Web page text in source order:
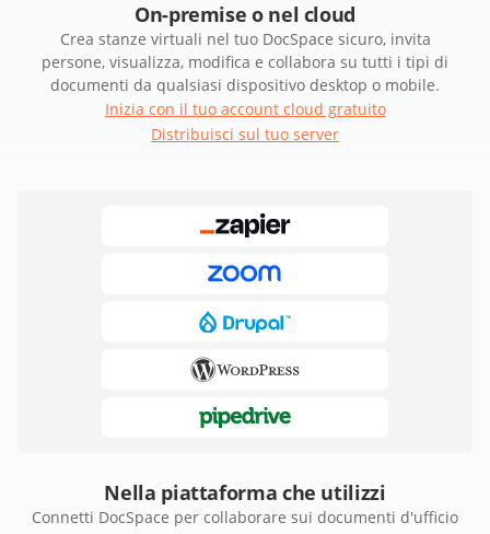
On-premise o nel cloud
Crea stanze virtuali nel tuo DocSpace sicuro, invita
persone, visualizza, modifica e collabora su tutti i tipi di
documenti da qualsiasi dispositivo desktop o mobile.
Inizia con il tuo account cloud gratuito
Distribuisci sul tuo server
Nella piattaforma che utilizzi
Connetti DocSpace per collaborare sui documenti d'ufficio